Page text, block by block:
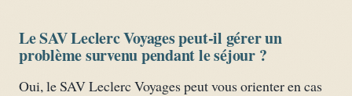
Le SAV Leclerc Voyages peut-il gérer un
problème survenu pendant le séjour ?
Oui, le SAV Leclerc Voyages peut vous orienter en cas